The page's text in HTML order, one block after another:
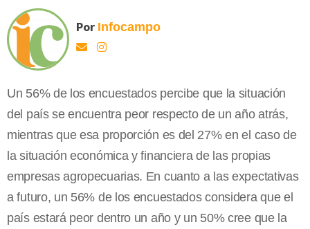
Por Infocampo
Un 56% de los encuestados percibe que la situación
del país se encuentra peor respecto de un año atrás,
mientras que esa proporción es del 27% en el caso de
la situación económica y financiera de las propias
empresas agropecuarias. En cuanto a las expectativas
a futuro, un 56% de los encuestados considera que el
país estará peor dentro un año y un 50% cree que la